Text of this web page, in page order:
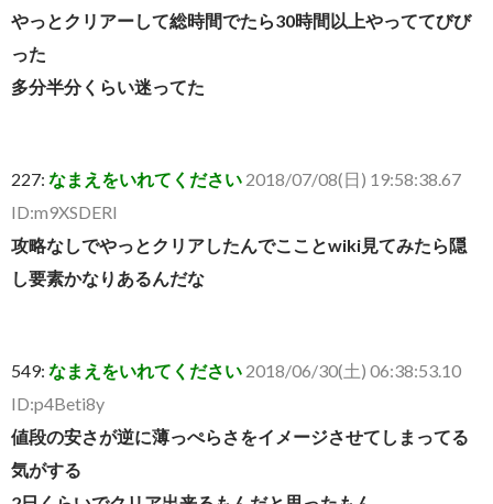
やっとクリアーして総時間でたら30時間以上やっててびび
った
多分半分くらい迷ってた
227: なまえをいれてください 2018/07/08(日) 19:58:38.67
ID:m9XSDERl
攻略なしでやっとクリアしたんでこことwiki見てみたら隠
し要素かなりあるんだな
549: なまえをいれてください 2018/06/30(土) 06:38:53.10
ID:p4Beti8y
値段の安さが逆に薄っぺらさをイメージさせてしまってる
気がする